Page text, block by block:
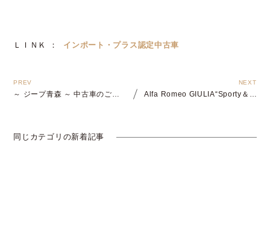
ＬＩＮＫ ： インポート・プラス認定中古車
同じカテゴリの新着記事